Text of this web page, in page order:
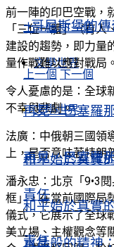
上一個 下一個
文學世界
再見，巴塞羅
和平始於真實
責任
水晶般的精神
–哥尼斯堡的傳
上一個 下一個
文學世界
再見，巴塞羅
和平始於真實
責任
前一陣的印巴空戰，
「三位一體」（有
建設的趨勢，即力量
量作戰難以應對戰局。
令人憂慮的是：全球
不幸與悲劇。
法廣：中俄朝三國領
上，是否意味著特朗
潘永忠：北京「9•3
框」，在當前國際局
儀式，它展示了全球
美立場、主權觀念等